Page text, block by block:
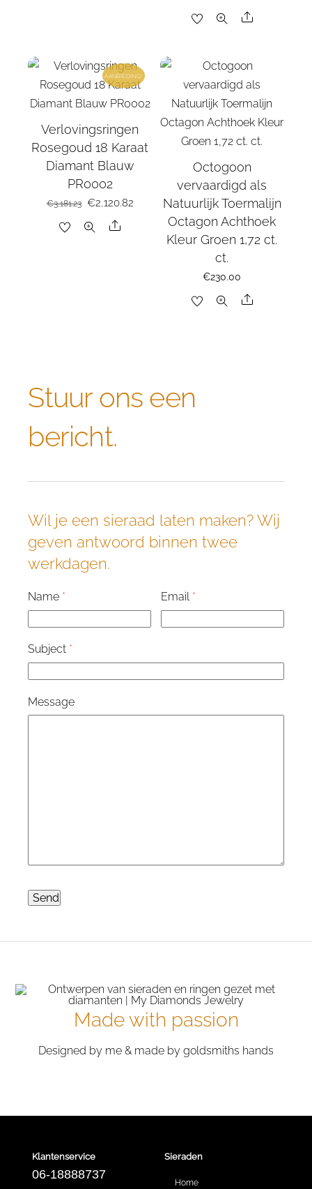
prijs
Share
AANBIEDING!
Verlovingsringen
Rosegoud 18 Karaat
Diamant Blauw
PR0002
€3,181.23 Oorspronkelijke
prijs
€2,120.82Huidige
Share
Octogoon
vervaardigd als
Natuurlijk Toermalijn
Octagon Achthoek
Kleur Groen 1,72 ct.
ct.
€230.00
Share
Stuur ons een
bericht.
Wil je een sieraad laten maken? Wij
geven antwoord binnen twee
werkdagen.
Name * Email *
Subject *
Message
Send
Made with passion
Designed by me & made by goldsmiths hands
Klantenservice
06-18888737
Sieraden
Home